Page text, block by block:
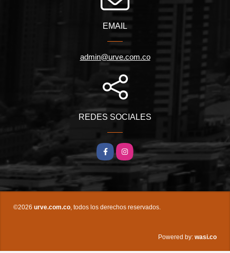
EMAIL
admin@urve.com.co
REDES SOCIALES
FacebookInstagram
©2026 urve.com.co, todos los derechos reservados.
Powered by: wasi.co